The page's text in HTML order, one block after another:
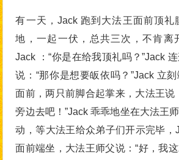
有一天，Jack 跑到大法王面前顶礼
地，一起一伏，总共三次，不肯离
Jack ：“你是在给我顶礼吗？”Jack
说：“那你是想要皈依吗？”Jack 立
面前，两只前脚合起掌来，大法王说
旁边去吧！”Jack 乖乖地坐在大法王
动，等大法王给众弟子们开示完毕，
面前端坐，大法王师父说：“好，我